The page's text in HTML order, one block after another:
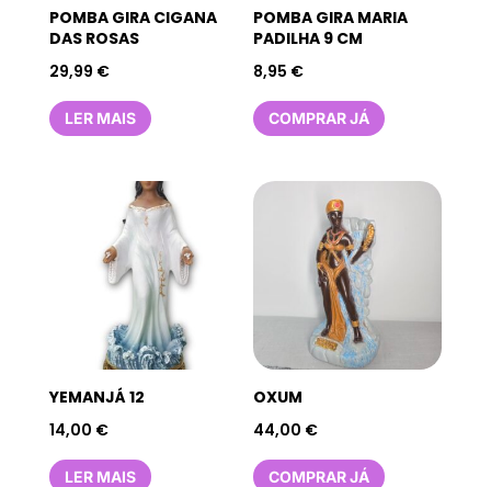
POMBA GIRA CIGANA
DAS ROSAS
29,99 €
LER MAIS
POMBA GIRA MARIA
PADILHA 9 CM
8,95 €
COMPRAR JÁ
YEMANJÁ 12
14,00 €
LER MAIS
OXUM
44,00 €
COMPRAR JÁ